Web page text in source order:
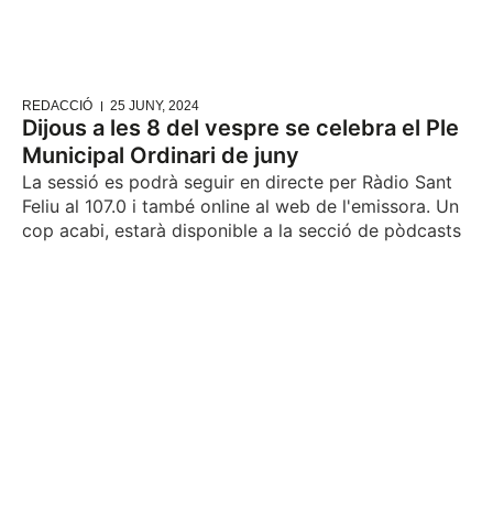
REDACCIÓ 25 JUNY, 2024
Dijous a les 8 del vespre se celebra el Ple
Municipal Ordinari de juny
La sessió es podrà seguir en directe per Ràdio Sant
Feliu al 107.0 i també online al web de l'emissora. Un
cop acabi, estarà disponible a la secció de pòdcasts